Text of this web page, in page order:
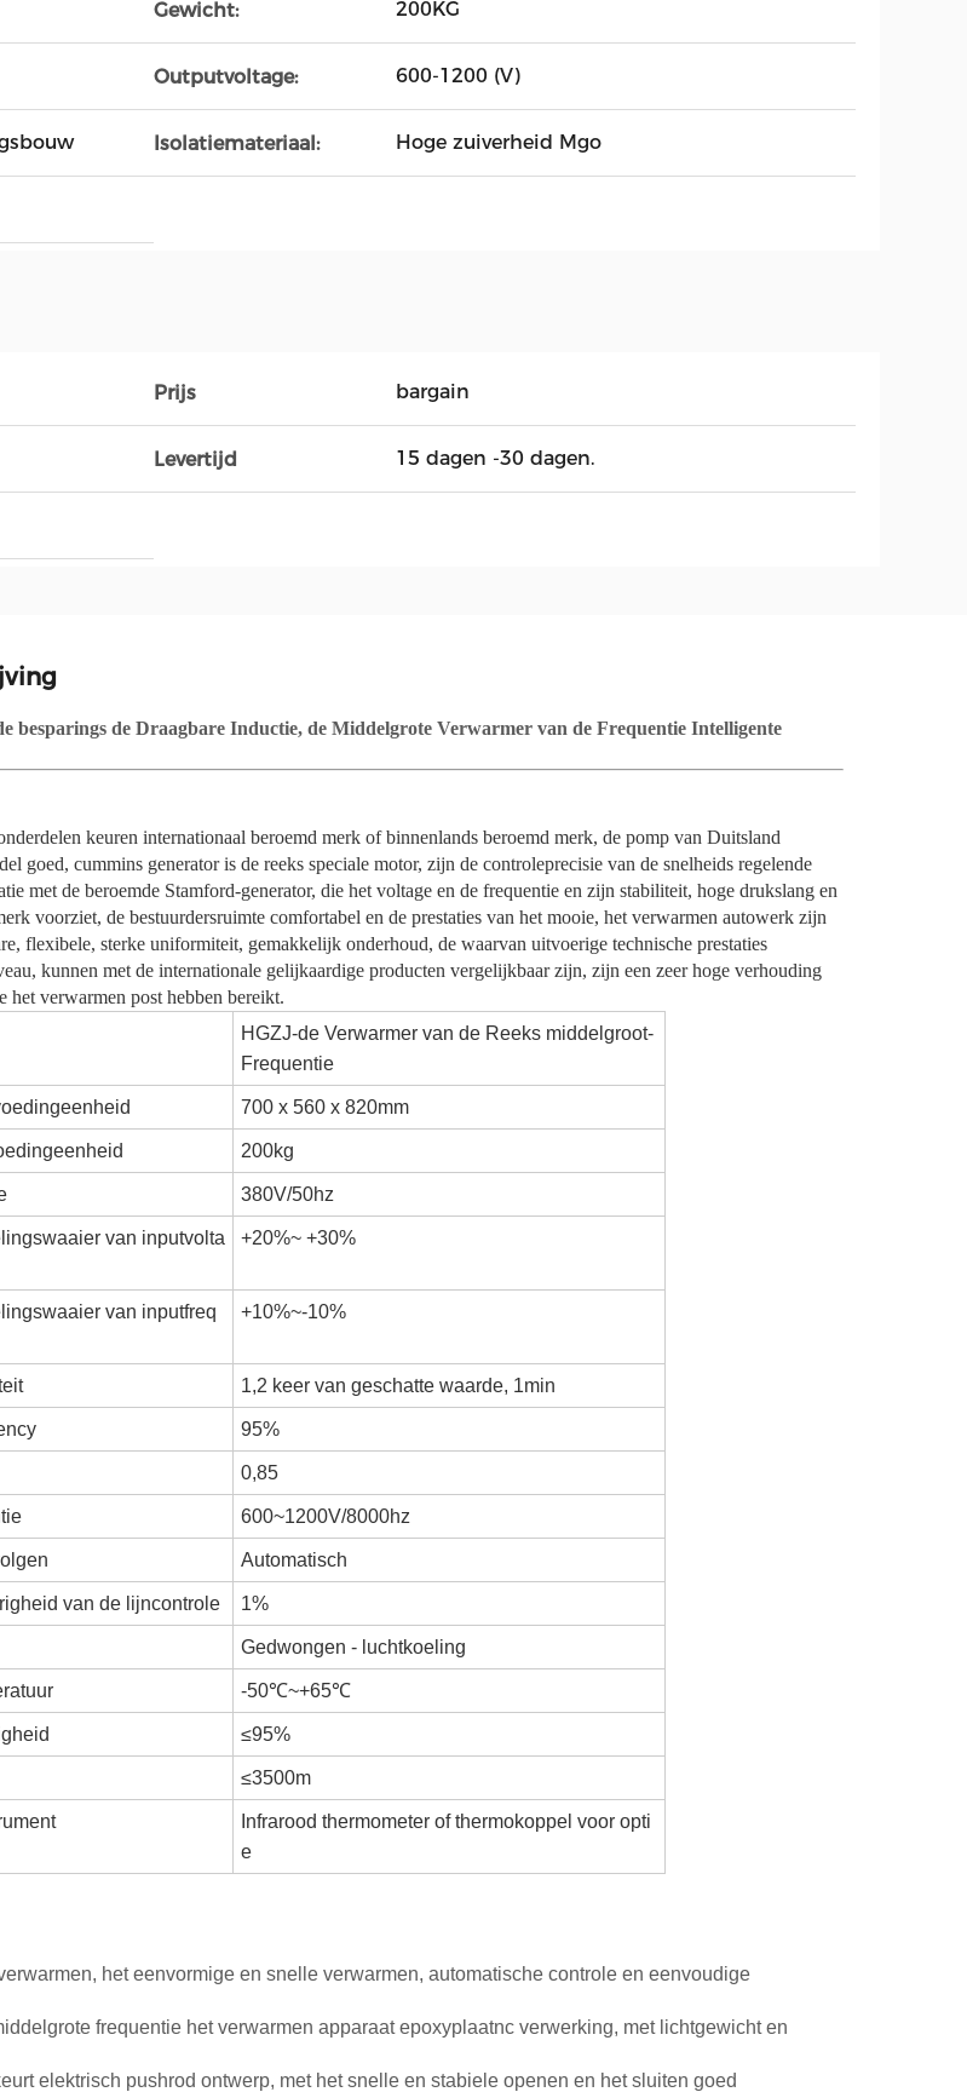
Gewicht: 200KG
Outputvoltage: 600-1200 (V)
Isolatiemateriaal: Hoge zuiverheid Mgo
Prijs bargain
Levertijd 15 dagen -30 dagen.
besparings de Draagbare Inductie, de Middelgrote Verwarmer van de Frequentie Intelligente
keuren internationaal beroemd merk of binnenlands beroemd merk, de pomp van Duitsland
goed, cummins generator is de reeks speciale motor, zijn de controleprecisie van de snelheids regelende
met de beroemde Stamford-generator, die het voltage en de frequentie en zijn stabiliteit, hoge drukslang en
voorziet, de bestuurdersruimte comfortabel en de prestaties van het mooie, het verwarmen autowerk zijn
flexibele, sterke uniformiteit, gemakkelijk onderhoud, de waarvan uitvoerige technische prestaties
kunnen met de internationale gelijkaardige producten vergelijkbaar zijn, zijn een zeer hoge verhouding
het verwarmen post hebben bereikt.
HGZJ-de Verwarmer van de Reeks middelgroot-
Frequentie
700 x 560 x 820mm
200kg
380V/50hz
van inputvolta
+20%~ +30%
van inputfreq
+10%~-10%
1,2 keer van geschatte waarde, 1min
95%
0,85
600~1200V/8000hz
Automatisch
van de lijncontrole 1%
Gedwongen - luchtkoeling
-50℃~+65℃
≤95%
≤3500m
Infrarood thermometer of thermokoppel voor opti
e
het eenvormige en snelle verwarmen, automatische controle en eenvoudige
frequentie het verwarmen apparaat epoxyplaatnc verwerking, met lichtgewicht en
elektrisch pushrod ontwerp, met het snelle en stabiele openen en het sluiten goed